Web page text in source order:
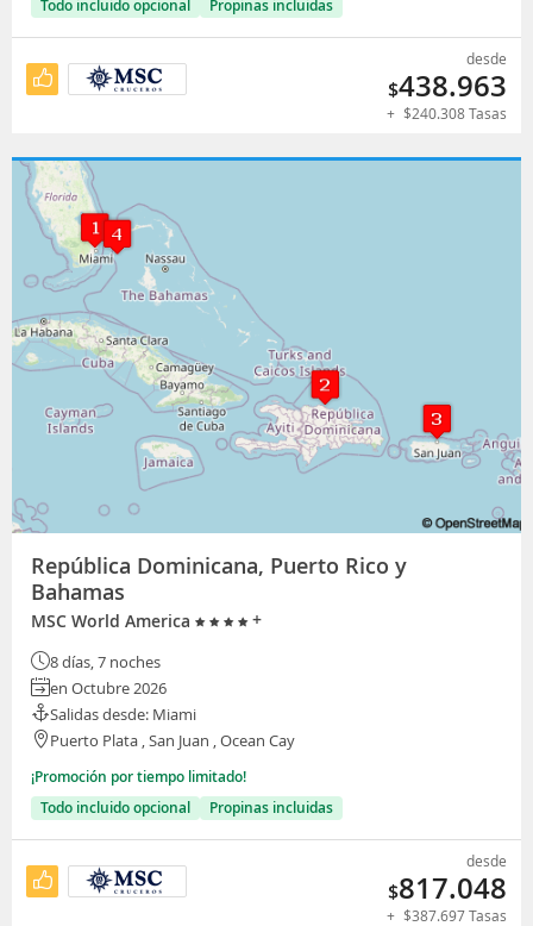
Todo incluido opcional Propinas incluidas
desde
$438.963
+ $240.308Tasas
República Dominicana, Puerto Rico y
Bahamas
MSC World America +
8 días, 7 noches
en Octubre 2026
Salidas desde: Miami
Puerto Plata , San Juan , Ocean Cay
¡Promoción por tiempo limitado!
Todo incluido opcional
Propinas incluidas
desde
$817.048
+ $387.697Tasas